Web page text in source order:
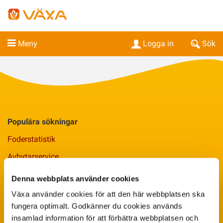
Denna webbplats använder cookies
Växa använder cookies för att den här webbplatsen ska
fungera optimalt. Godkänner du cookies används
insamlad information för att förbättra webbplatsen och
Meny Sök
Logga in
Populära sökningar
Foderstatistik
Avbytarservice
VäxaControl®
Kokontrollen
Seminservice